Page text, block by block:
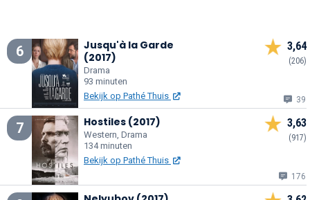
6
Jusqu'à la Garde
(2017)
Drama
93 minuten
Bekijk op Pathé Thuis
3,64
(206)
39
7 Hostiles (2017)
Western, Drama
134 minuten
Bekijk op Pathé Thuis
3,63
(917)
176